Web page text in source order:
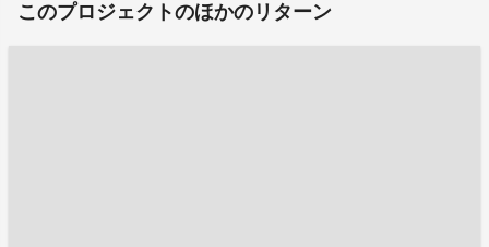
このプロジェクトのほかのリターン